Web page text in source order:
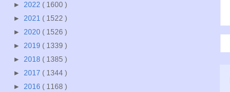
► 2022 ( 1600 )
► 2021 ( 1522 )
► 2020 ( 1526 )
► 2019 ( 1339 )
► 2018 ( 1385 )
► 2017 ( 1344 )
► 2016 ( 1168 )